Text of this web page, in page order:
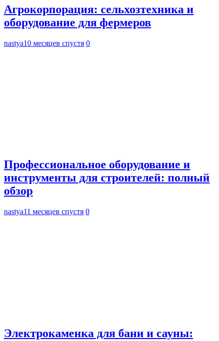
Агрокорпорация: сельхозтехника и
оборудование для фермеров
nastya10 месяцев спустя 0
Профессиональное оборудование и
инструменты для строителей: полный
обзор
nastya11 месяцев спустя 0
Электрокаменка для бани и сауны: